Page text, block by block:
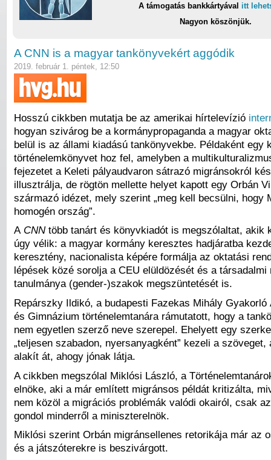
A támogatás bankkártyával itt
Nagyon köszönjük.
A CNN is a magyar tankönyvekért aggódik
2019. február 1. péntek, 12:50
Hosszú cikkben mutatja be az amerikai hírtelevízió
hogyan szivárog be a kormánypropaganda a magyar
belül is az állami kiadású tankönyvekbe. Példaként egy
történelemkönyvet hoz fel, amelyben a
fejezetet a Keleti pályaudvaron sátrazó migránsokról
illusztrálja, de rögtön mellette helyet kapott egy Orbán
származó idézet, mely szerint „meg kell becsülni, hogy
homogén ország”.
A CNNtöbb tanárt és könyvkiadót is megszólaltat, akik
úgy vélik: a magyar kormány keresztes hadjáratba
keresztény, nacionalista képére formálja az oktatási
lépések közé sorolja a CEU elüldözését és a társadalmi
tanulmánya (gender-)szakok megszüntetését is.
Repárszky Ildikó, a budapesti Fazekas Mihály Gyakorló
és Gimnázium történelemtanára rámutatott, hogy a
nem egyetlen szerző neve szerepel. Ehelyett egy
„teljesen szabadon, nyersanyagként” kezeli a szöveget,
alakít át, ahogy jónak látja.
A cikkben megszólal Miklósi László, a
elnöke, aki a már említett migránsos példát kritizálta,
nem közöl a migrációs problémák valódi okairól, csak
gondol minderről a miniszterelnök.
Miklósi szerint Orbán migránsellenes retorikája már az
és a játszóterekre is beszivárgott.